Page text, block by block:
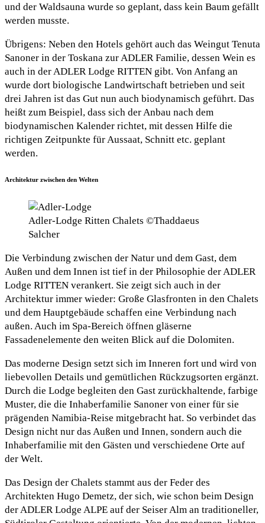
und der Waldsauna wurde so geplant, dass kein Baum gefällt
werden musste.
Übrigens: Neben den Hotels gehört auch das Weingut Tenuta
Sanoner in der Toskana zur ADLER Familie, dessen Wein es
auch in der ADLER Lodge RITTEN gibt. Von Anfang an
wurde dort biologische Landwirtschaft betrieben und seit
drei Jahren ist das Gut nun auch biodynamisch geführt. Das
heißt zum Beispiel, dass sich der Anbau nach dem
biodynamischen Kalender richtet, mit dessen Hilfe die
richtigen Zeitpunkte für Aussaat, Schnitt etc. geplant
werden.
Architektur zwischen den Welten
Adler-Lodge Ritten Chalets ©Thaddaeus
Salcher
Die Verbindung zwischen der Natur und dem Gast, dem
Außen und dem Innen ist tief in der Philosophie der ADLER
Lodge RITTEN verankert. Sie zeigt sich auch in der
Architektur immer wieder: Große Glasfronten in den Chalets
und dem Hauptgebäude schaffen eine Verbindung nach
außen. Auch im Spa-Bereich öffnen gläserne
Fassadenelemente den weiten Blick auf die Dolomiten.
Das moderne Design setzt sich im Inneren fort und wird von
liebevollen Details und gemütlichen Rückzugsorten ergänzt.
Durch die Lodge begleiten den Gast zurückhaltende, farbige
Muster, die die Inhaberfamilie Sanoner von einer für sie
prägenden Namibia-Reise mitgebracht hat. So verbindet das
Design nicht nur das Außen und Innen, sondern auch die
Inhaberfamilie mit den Gästen und verschiedene Orte auf
der Welt.
Das Design der Chalets stammt aus der Feder des
Architekten Hugo Demetz, der sich, wie schon beim Design
der ADLER Lodge ALPE auf der Seiser Alm an traditioneller,